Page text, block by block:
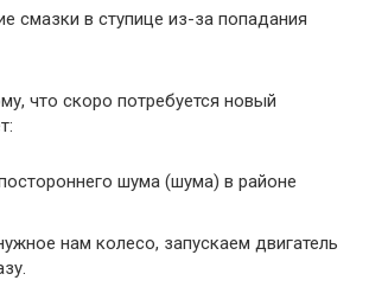
смазки в ступице из-за попадания
что скоро потребуется новый
шума (шума) в районе
нам колесо, запускаем двигатель